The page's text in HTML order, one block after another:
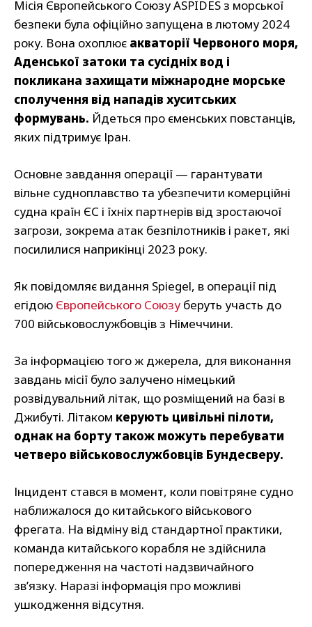
Місія Європейського Союзу ASPIDES з морської
безпеки була офіційно запущена в лютому 2024
року. Вона охоплює акваторії Червоного моря,
Аденської затоки та сусідніх вод і
покликана захищати міжнародне морське
сполучення від нападів хуситських
формувань. Йдеться про єменських повстанців,
яких підтримує Іран.
Основне завдання операції — гарантувати
вільне судноплавство та убезпечити комерційні
судна країн ЄС і їхніх партнерів від зростаючої
загрози, зокрема атак безпілотників і ракет, які
посилилися наприкінці 2023 року.
Як повідомляє видання Spiegel, в операції під
егідою Європейського Союзу беруть участь до
700 військовослужбовців з Німеччини.
За інформацією того ж джерела, для виконання
завдань місії було залучено німецький
розвідувальний літак, що розміщений на базі в
Джибуті. Літаком керують цивільні пілоти,
однак на борту також можуть перебувати
четверо військовослужбовців Бундесверу.
Інцидент стався в момент, коли повітряне судно
наближалося до китайського військового
фрегата. На відміну від стандартної практики,
команда китайського корабля не здійснила
попередження на частоті надзвичайного
зв’язку. Наразі інформація про можливі
ушкодження відсутня.